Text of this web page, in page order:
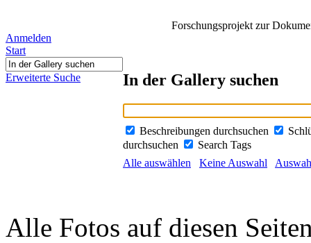
Forschungsprojekt zur
Anmelden
Start
Erweiterte Suche In der Gallery suchen
Beschreibungen durchsuchen
durchsuchen
Search Tags
Alle auswählen
Keine Auswahl
Alle Fotos auf diesen